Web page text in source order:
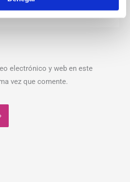
electrónico y web en este
vez que comente.